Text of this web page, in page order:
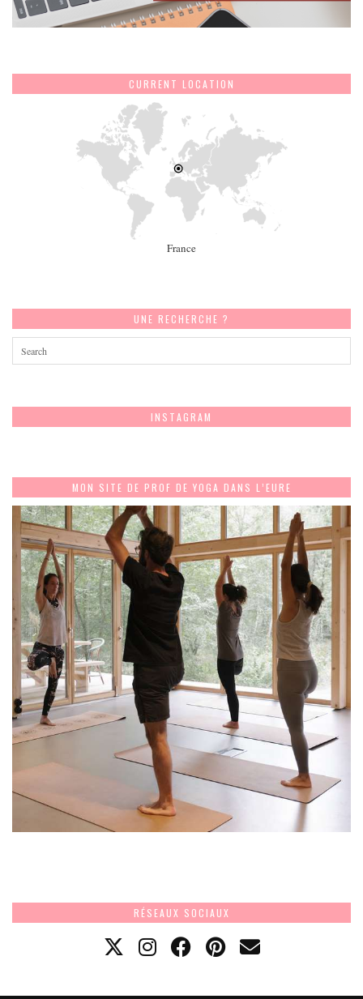
CURRENT LOCATION
France
UNE RECHERCHE ?
INSTAGRAM
MON SITE DE PROF DE YOGA DANS L’EURE
RÉSEAUX SOCIAUX